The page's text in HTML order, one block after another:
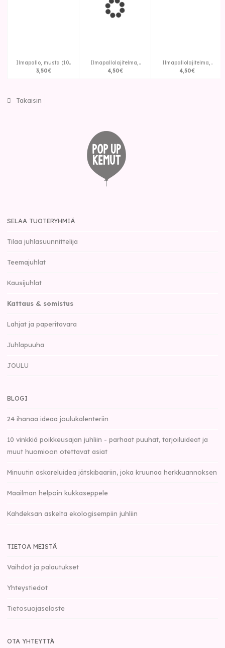
Ilmapallo, musta (10..
3,50€
Ilmapallolajitelma,..
4,50€
Ilmapallolajitelma,..
4,50€
Takaisin
SELAA TUOTERYHMIÄ
Tilaa juhlasuunnittelija
Teemajuhlat
Kausijuhlat
Kattaus & somistus
Lahjat ja paperitavara
Juhlapuuha
JOULU
BLOGI
24 ihanaa ideaa joulukalenteriin
10 vinkkiä poikkeusajan juhliin - parhaat puuhat, tarjoiluideat ja
muut huomioon otettavat asiat
Minuutin askareluidea jätskibaariin, joka kruunaa herkkuannoksen
Maailman helpoin kukkaseppele
Kahdeksan askelta ekologisempiin juhliin
TIETOA MEISTÄ
Vaihdot ja palautukset
Yhteystiedot
Tietosuojaseloste
OTA YHTEYTTÄ